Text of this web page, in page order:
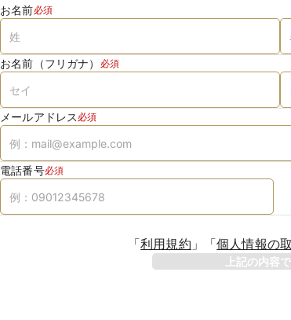
お名前必須
お名前（フリガナ） 必須
メールアドレス 必須
電話番号必須
「利用規約 」 「個人情報の
上記の内容